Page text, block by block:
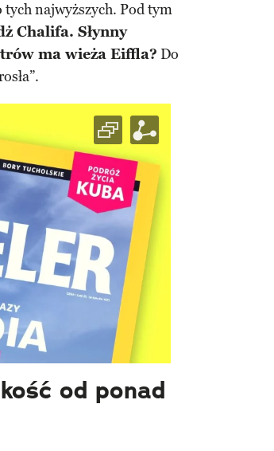
najwyższych. Pod tym
Chalifa. Słynny
ma wieża Eiffla? Do
od ponad